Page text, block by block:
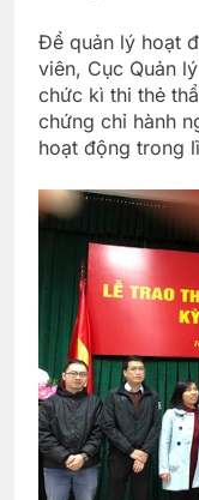
Để quản lý hoạt
viên, Cục Quản
chức kì thi thẻ
chứng chỉ hành
hoạt động trong